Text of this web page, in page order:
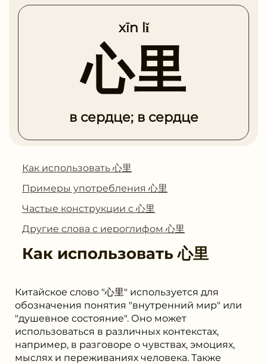
xīn lǐ
心里
в сердце; в сердце
Как использовать 心里
Примеры употребления 心里
Частые конструкции с 心里
Другие слова с иероглифом 心里
Как использовать心里
Китайское слово "心里" используется для
обозначения понятия "внутренний мир" или
"душевное состояние". Оно может
использоваться в различных контекстах,
например, в разговоре о чувствах, эмоциях,
мыслях и переживаниях человека. Также